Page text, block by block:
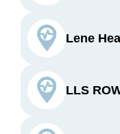
Lene
LLS